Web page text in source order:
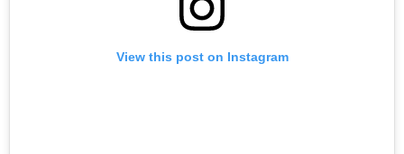
View this post on Instagram